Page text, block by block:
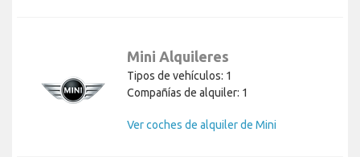
Mini Alquileres
Tipos de vehículos: 1
Compañías de alquiler: 1
Ver coches de alquiler de Mini